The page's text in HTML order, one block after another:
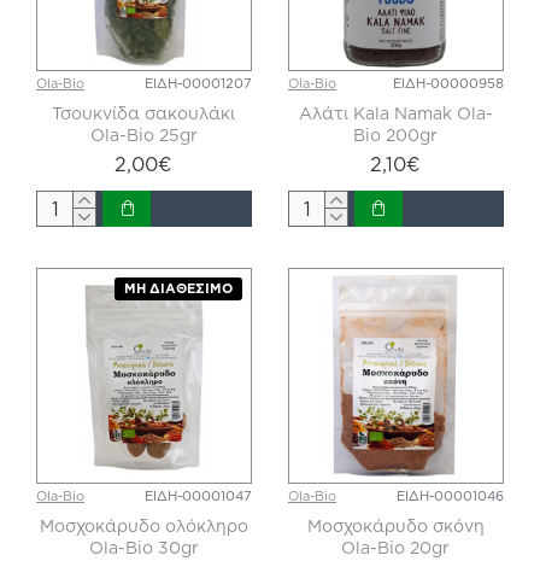
Ola-Bio ΕΙΔΗ-00001207
Τσουκνίδα σακουλάκι
Ola-Bio 25gr
2,00€
Ola-Bio ΕΙΔΗ-00000958
Αλάτι Κala Namak Ola-
Bio 200gr
2,10€
ΜΗ ΔΙΑΘΈΣΙΜΟ
Ola-Bio ΕΙΔΗ-00001047
Μοσχοκάρυδο ολόκληρο
Ola-Bio 30gr
Ola-Bio ΕΙΔΗ-00001046
Μοσχοκάρυδο σκόνη
Ola-Bio 20gr